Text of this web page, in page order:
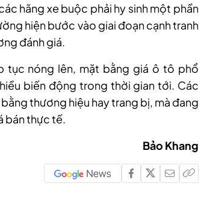
hãng xe buộc phải hy sinh một phần
hiện bước vào giai đoạn cạnh tranh
đánh giá.
tục nóng lên, mặt bằng giá ô tô phổ
biến động trong thời gian tới. Các
thương hiệu hay trang bị, mà đang
bán thực tế.
Bảo Khang